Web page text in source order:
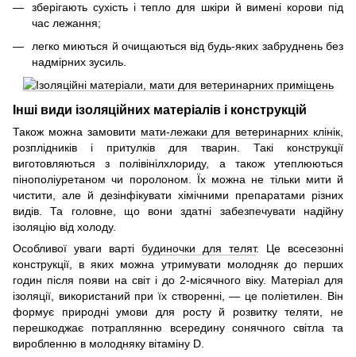
зберігають сухість і тепло для шкіри й вимені корови під
час лежання;
легко миються й очищаються від будь-яких забруднень без
надмірних зусиль.
Інші види ізоляційних матеріалів і конструкцій
Також можна замовити мати-лежаки для ветеринарних клінік
розплідників і притулків для тварин. Такі конструкції
виготовляються з полівінілхлориду, а також утеплюються
пінополіуретаном чи поролоном. Їх можна не тільки мити й
чистити, але й дезінфікувати хімічними препаратами різних
видів. Та головне, що вони здатні забезпечувати надійну
ізоляцію від холоду.
Особливої уваги варті будиночки для телят. Це всесезонні
конструкції, в яких можна утримувати молодняк до перших
годин після появи на світ і до 2-місячного віку. Матеріал для
ізоляції, використаний при їх створенні, — це поліетилен. Він
формує природні умови для росту й розвитку теляти, не
перешкоджає потраплянню всередину сонячного світла та
виробленню в молодняку вітаміну D.